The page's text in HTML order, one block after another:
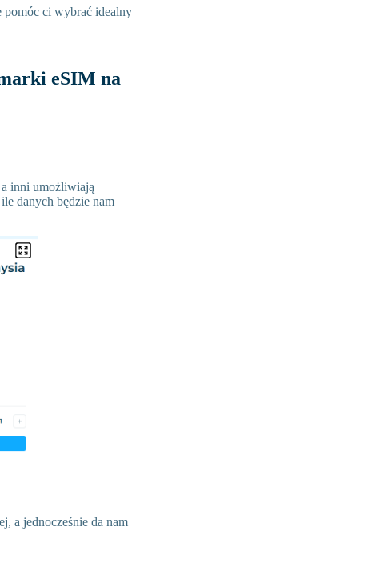
pomóc ci wybrać idealny
eSIM na
inni umożliwiają
danych będzie nam
a jednocześnie da nam